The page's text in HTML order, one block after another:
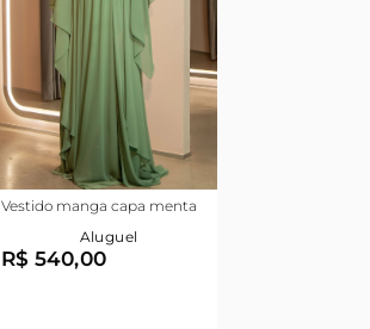
Vestido manga capa menta
Aluguel
R$ 540,00